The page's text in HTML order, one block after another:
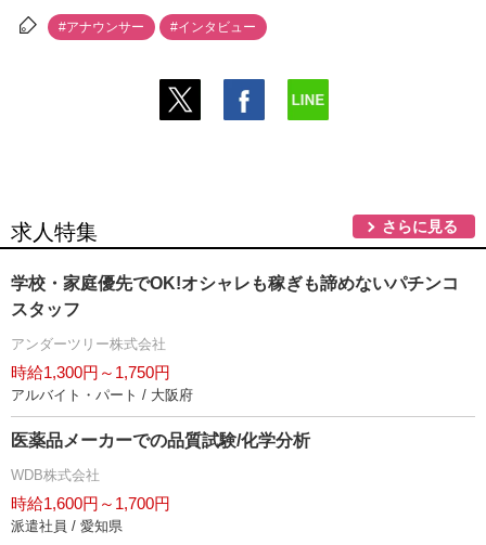
#アナウンサー #インタビュー
求人特集 さらに見る
学校・家庭優先でOK!オシャレも稼ぎも諦めないパチンコ
スタッフ
アンダーツリー株式会社
時給1,300円～1,750円
アルバイト・パート / 大阪府
医薬品メーカーでの品質試験/化学分析
WDB株式会社
時給1,600円～1,700円
派遣社員 / 愛知県